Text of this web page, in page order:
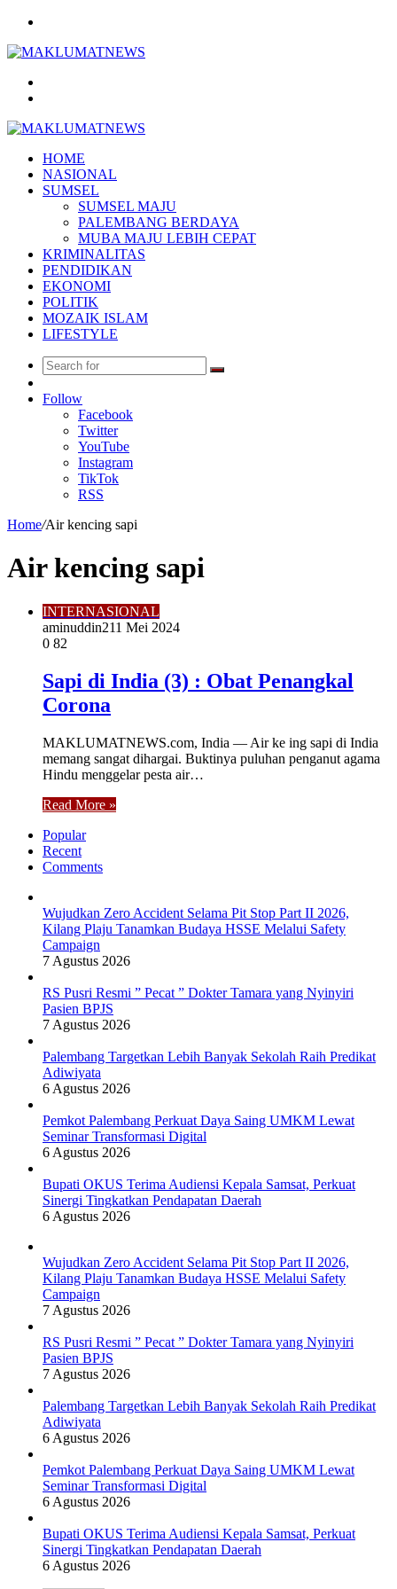
HOME
NASIONAL
SUMSEL
SUMSEL MAJU
PALEMBANG BERDAYA
MUBA MAJU LEBIH CEPAT
KRIMINALITAS
PENDIDIKAN
EKONOMI
POLITIK
MOZAIK ISLAM
LIFESTYLE
Search
Article
Follow
Facebook
Twitter
YouTube
Instagram
TikTok
RSS
Home/Air kencing sapi
Air kencing sapi
INTERNASIONAL
aminuddin211 Mei 2024
0 82
Sapi di India (3) : Obat Penangkal
Corona
MAKLUMATNEWS.com, India — Air ke ing sapi di India
memang sangat dihargai. Buktinya puluhan penganut agama
Hindu menggelar pesta air…
Read More »
Popular
Recent
Comments
Wujudkan Zero Accident Selama Pit Stop Part II 2026,
Kilang Plaju Tanamkan Budaya HSSE Melalui Safety
Campaign
7 Agustus 2026
RS Pusri Resmi ” Pecat ” Dokter Tamara yang Nyinyiri
Pasien BPJS
7 Agustus 2026
Palembang Targetkan Lebih Banyak Sekolah Raih Predikat
Adiwiyata
6 Agustus 2026
Pemkot Palembang Perkuat Daya Saing UMKM Lewat
Seminar Transformasi Digital
6 Agustus 2026
Bupati OKUS Terima Audiensi Kepala Samsat, Perkuat
Sinergi Tingkatkan Pendapatan Daerah
6 Agustus 2026
Wujudkan Zero Accident Selama Pit Stop Part II 2026,
Kilang Plaju Tanamkan Budaya HSSE Melalui Safety
Campaign
7 Agustus 2026
RS Pusri Resmi ” Pecat ” Dokter Tamara yang Nyinyiri
Pasien BPJS
7 Agustus 2026
Palembang Targetkan Lebih Banyak Sekolah Raih Predikat
Adiwiyata
6 Agustus 2026
Pemkot Palembang Perkuat Daya Saing UMKM Lewat
Seminar Transformasi Digital
6 Agustus 2026
Bupati OKUS Terima Audiensi Kepala Samsat, Perkuat
Sinergi Tingkatkan Pendapatan Daerah
6 Agustus 2026